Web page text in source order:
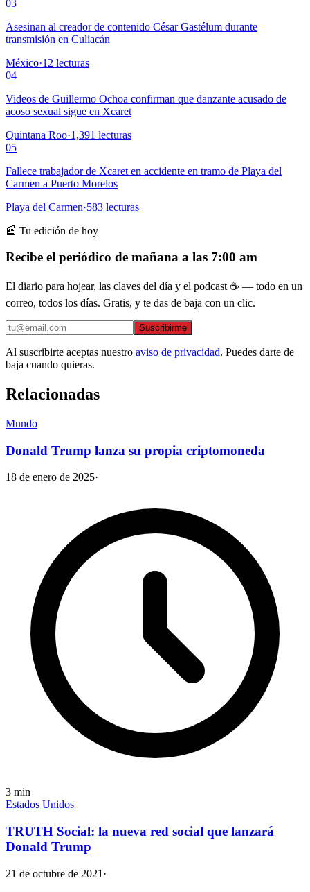
03
Asesinan al creador de contenido César Gastélum durante
transmisión en Culiacán
México·12 lecturas
04
Videos de Guillermo Ochoa confirman que danzante acusado de
acoso sexual sigue en Xcaret
Quintana Roo·1,391 lecturas
05
Fallece trabajador de Xcaret en accidente en tramo de Playa del
Carmen a Puerto Morelos
Playa del Carmen·583 lecturas
📰 Tu edición de hoy
Recibe el periódico de mañana a las 7:00 am
El diario para hojear, las claves del día y el podcast ☕ — todo en un
correo, todos los días. Gratis, y te das de baja con un clic.
Suscribirme
Al suscribirte aceptas nuestro aviso de privacidad. Puedes darte de
baja cuando quieras.
Relacionadas
Mundo
Donald Trump lanza su propia criptomoneda
18 de enero de 2025·
3 min
Estados Unidos
TRUTH Social: la nueva red social que lanzará
Donald Trump
21 de octubre de 2021 ·